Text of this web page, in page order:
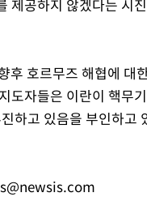
제공하지 않겠다는 시
후 호르무즈 해협에 대
도자들은 이란이 핵무
하고 있음을 부인하고